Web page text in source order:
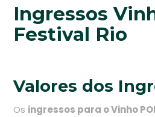
Ingressos
Festival Rio
Valores dos
Os ingressos para o Vinho